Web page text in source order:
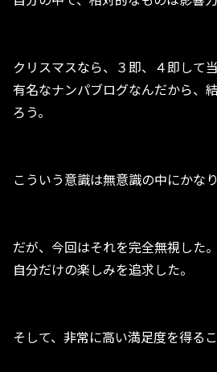
クリスマスなら、３即、４即して
有名なナンパブログなんだから、
ろう。
こういう意識は無意識の中にかな
だが、今回はそれを完全無視した。
自分だけの楽しみを追求した。
そして、非常に高い満足度を得る